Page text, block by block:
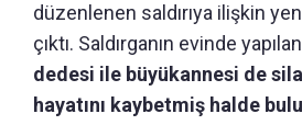
düzenlenen saldırıya ilişkin
çıktı. Saldırganın evinde
dedesi ile büyükannesi de
hayatını kaybetmiş halde